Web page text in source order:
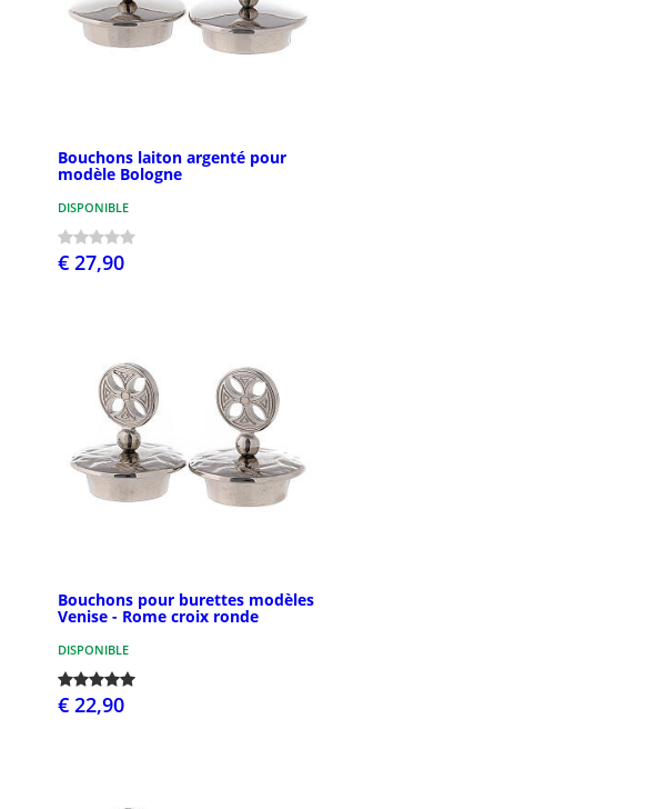
Bouchons laiton argenté pour
modèle Bologne
DISPONIBLE
€ 27,90
Bouchons pour burettes modèles
Venise - Rome croix ronde
DISPONIBLE
€ 22,90